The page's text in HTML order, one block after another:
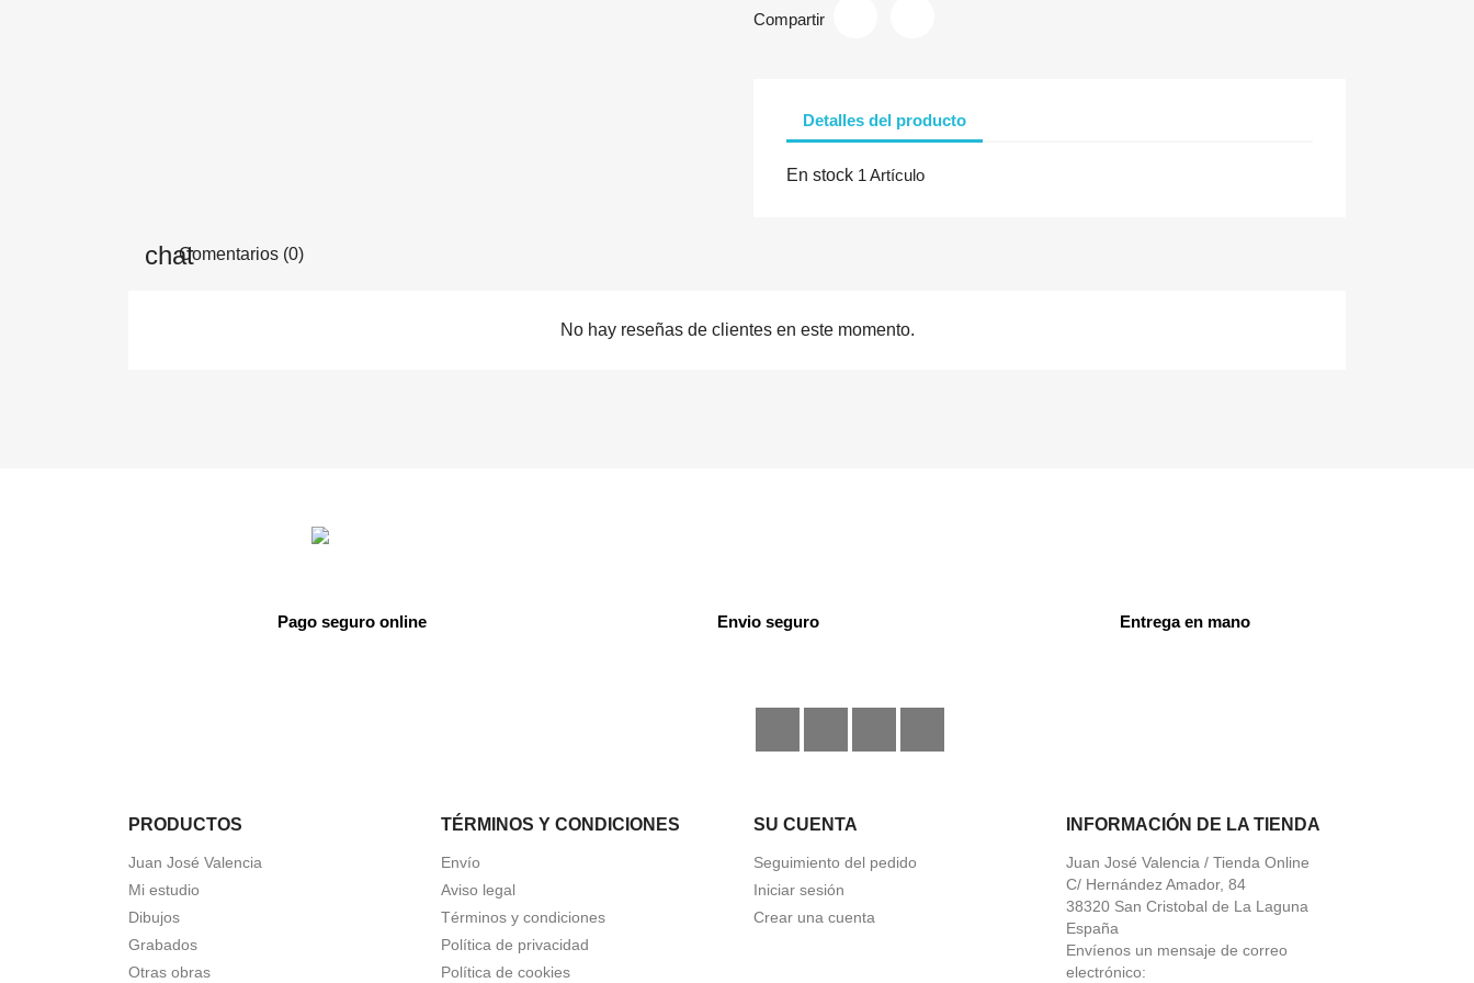
Compartir
Detalles del producto
En stock 1 Artículo
Comentarios (0)
No hay reseñas de clientes en este momento.
Pago seguro online Envio seguro Entrega en mano
PRODUCTOS
Juan José Valencia
Mi estudio
Dibujos
Grabados
Otras obras
TÉRMINOS Y CONDICIONES
Envío
Aviso legal
Términos y condiciones
Política de privacidad
Política de cookies
SU CUENTA
Seguimiento del pedido
Iniciar sesión
Crear una cuenta
INFORMACIÓN DE LA TIENDA
Juan José Valencia / Tienda Online
C/ Hernández Amador, 84
38320 San Cristobal de La Laguna
España
Envíenos un mensaje de correo
electrónico: